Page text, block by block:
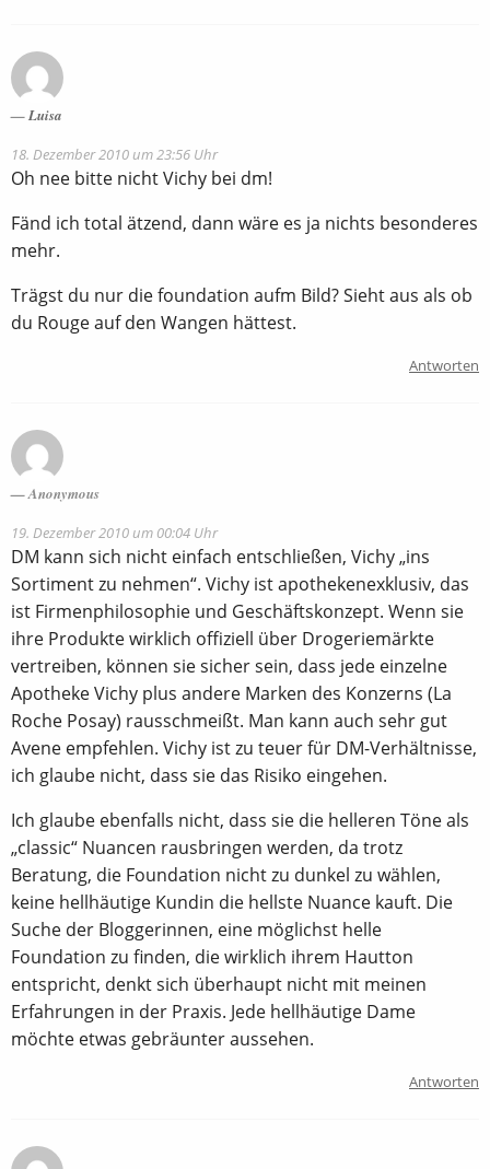
Luisa
18. Dezember 2010 um 23:56 Uhr
Oh nee bitte nicht Vichy bei dm!
Fänd ich total ätzend, dann wäre es ja nichts besonderes
mehr.
Trägst du nur die foundation aufm Bild? Sieht aus als ob
du Rouge auf den Wangen hättest.
Antworten
Anonymous
19. Dezember 2010 um 00:04 Uhr
DM kann sich nicht einfach entschließen, Vichy „ins
Sortiment zu nehmen“. Vichy ist apothekenexklusiv, das
ist Firmenphilosophie und Geschäftskonzept. Wenn sie
ihre Produkte wirklich offiziell über Drogeriemärkte
vertreiben, können sie sicher sein, dass jede einzelne
Apotheke Vichy plus andere Marken des Konzerns (La
Roche Posay) rausschmeißt. Man kann auch sehr gut
Avene empfehlen. Vichy ist zu teuer für DM-Verhältnisse,
ich glaube nicht, dass sie das Risiko eingehen.
Ich glaube ebenfalls nicht, dass sie die helleren Töne als
„classic“ Nuancen rausbringen werden, da trotz
Beratung, die Foundation nicht zu dunkel zu wählen,
keine hellhäutige Kundin die hellste Nuance kauft. Die
Suche der Bloggerinnen, eine möglichst helle
Foundation zu finden, die wirklich ihrem Hautton
entspricht, denkt sich überhaupt nicht mit meinen
Erfahrungen in der Praxis. Jede hellhäutige Dame
möchte etwas gebräunter aussehen.
Antworten